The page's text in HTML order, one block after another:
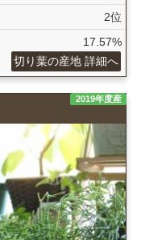
2位
17.57%
切り葉の産地 詳細へ
2019年度産